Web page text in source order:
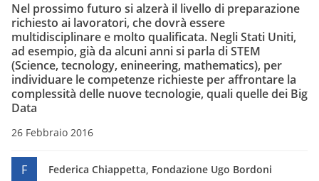
Nel prossimo futuro si alzerà il livello di preparazione
richiesto ai lavoratori, che dovrà essere
multidisciplinare e molto qualificata. Negli Stati Uniti,
ad esempio, già da alcuni anni si parla di STEM
(Science, tecnology, enineering, mathematics), per
individuare le competenze richieste per affrontare la
complessità delle nuove tecnologie, quali quelle dei Big
Data
26 Febbraio 2016
F Federica Chiappetta, Fondazione Ugo Bordoni